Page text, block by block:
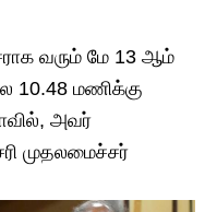
வரும் மே 13 ஆம்
10.48 மணிக்கு
அவர்
முதலமைச்சர்